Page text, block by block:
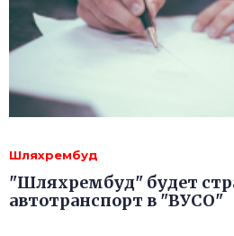
Шляхрембуд
"Шляхрембуд" будет
автотранспорт в "ВУСО"